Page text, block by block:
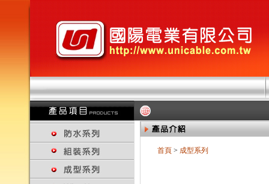
首頁 > 成型系列